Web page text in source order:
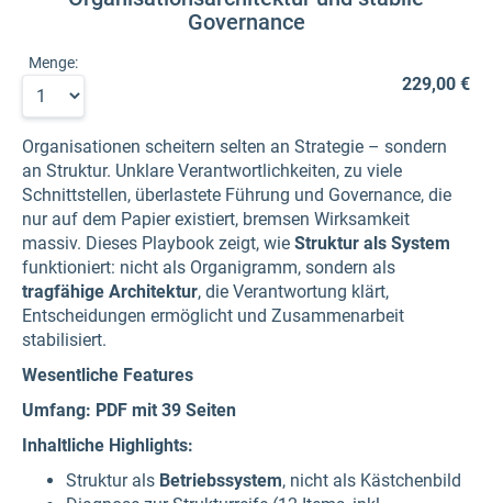
Governance
Menge:
229,00 €
Organisationen scheitern selten an Strategie – sondern
an Struktur. Unklare Verantwortlichkeiten, zu viele
Schnittstellen, überlastete Führung und Governance, die
nur auf dem Papier existiert, bremsen Wirksamkeit
massiv. Dieses Playbook zeigt, wie Struktur als System
funktioniert: nicht als Organigramm, sondern als
tragfähige Architektur, die Verantwortung klärt,
Entscheidungen ermöglicht und Zusammenarbeit
stabilisiert.
Wesentliche Features
Umfang: PDF mit 39 Seiten
Inhaltliche Highlights:
Struktur als Betriebssystem, nicht als Kästchenbild